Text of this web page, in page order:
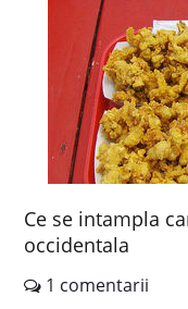
Ce se intampla
occidentala
1 comentarii